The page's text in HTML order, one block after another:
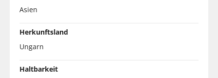
Asien
Herkunftsland
Ungarn
Haltbarkeit